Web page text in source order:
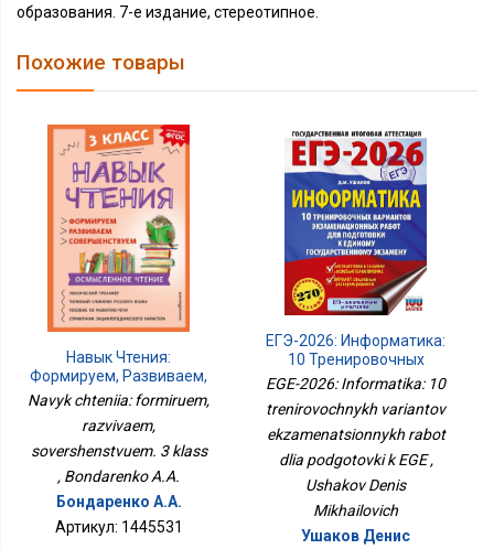
образования. 7-е издание, стереотипное.
Похожие товары
Навык Чтения:
Формируем, Развиваем,
Совершенствуем. 3
Navyk chteniia: formiruem,
razvivaem,
sovershenstvuem. 3 klass
, Bondarenko A.A.
Бондаренко А.А.
Артикул: 1445531
ЕГЭ-2026: Информатика:
10 Тренировочных
Вариантов
Работ Для Подготовки К
ЕГЭ
EGE-2026: Informatika: 10
trenirovochnykh variantov
ekzamenatsionnykh rabot
dlia podgotovki k EGE ,
Ushakov Denis
Mikhailovich
Ушаков Денис